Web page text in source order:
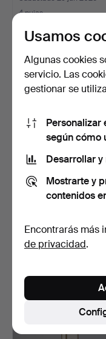
4 pujas
Un reloj de pie del siglo
XVIII.
Subastado 16 may 2025
37 USD
Usamos
Algunas cookies
servicio. Las
gestionar se
Personalizar
según cómo
Desarrollar
Mostrarte y
contenidos
Encontrarás más
de privacidad.